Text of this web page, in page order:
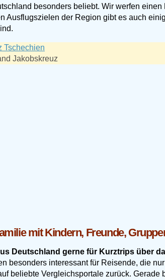
besonders beliebt. Wir werfen
der Region gibt es auch
Jakobskreuz
mit Kindern, Freunde,
Deutschland gerne für Kurztrips über
besonders interessant für Reisende, die
beliebte Vergleichsportale zurück. Gerade